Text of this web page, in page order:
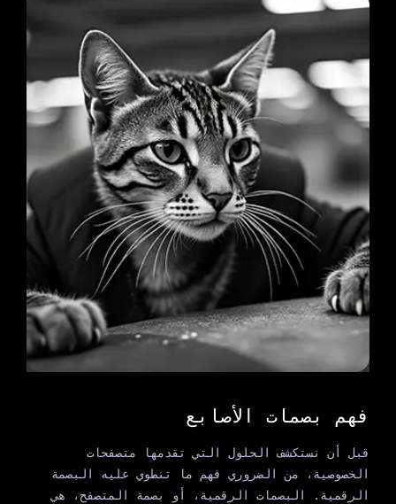
فهم بصمات الأصابع
قبل أن نستكشف الحلول التي تقدمها متصفحات
الخصوصية، من الضروري فهم ما تنطوي عليه البصمة
الرقمية. البصمات الرقمية، أو بصمة المتصفح، هي